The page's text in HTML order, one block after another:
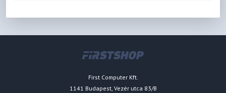
First Computer Kft.
1141 Budapest, Vezér utca 83/B